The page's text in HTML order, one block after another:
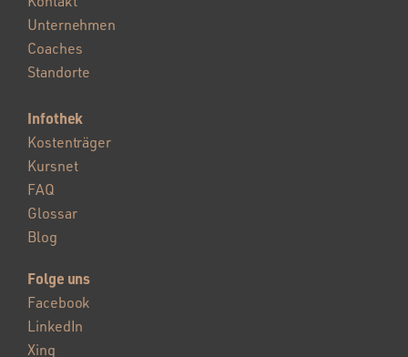
Unternehmen
Coaches
Standorte
Infothek
Kostenträger
Kursnet
FAQ
Glossar
Blog
Folge uns
Facebook
LinkedIn
Xing